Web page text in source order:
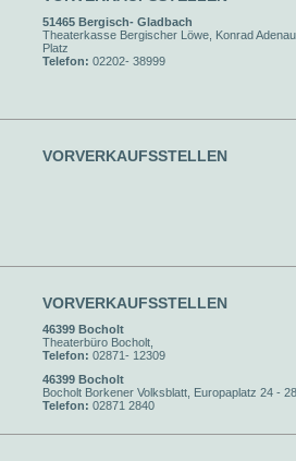
51465 Bergisch- Gladbach
Theaterkasse Bergischer Löwe, Konrad
Platz
Telefon: 02202- 38999
VORVERKAUFSSTELLEN
VORVERKAUFSSTELLEN
46399 Bocholt
Theaterbüro Bocholt,
Telefon: 02871- 12309
46399 Bocholt
Bocholt Borkener Volksblatt, Europaplatz 24 - 28
Telefon: 02871 2840